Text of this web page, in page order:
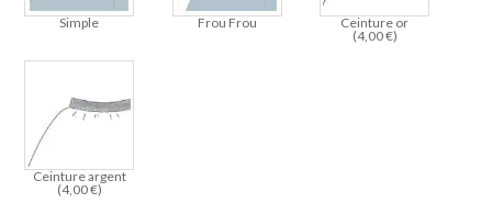
Simple Frou Frou
Ceinture or
(4,00€)
Ceinture argent
(4,00€)